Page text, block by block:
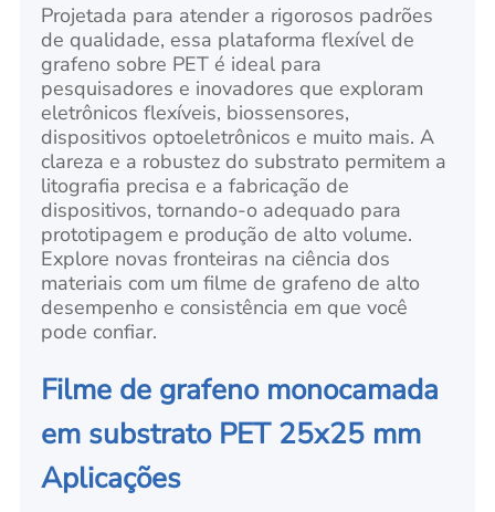
Projetada para atender a rigorosos padrões
de qualidade, essa plataforma flexível de
grafeno sobre PET é ideal para
pesquisadores e inovadores que exploram
eletrônicos flexíveis, biossensores,
dispositivos optoeletrônicos e muito mais. A
clareza e a robustez do substrato permitem a
litografia precisa e a fabricação de
dispositivos, tornando-o adequado para
prototipagem e produção de alto volume.
Explore novas fronteiras na ciência dos
materiais com um filme de grafeno de alto
desempenho e consistência em que você
pode confiar.
Filme de grafeno monocamada
em substrato PET 25x25 mm
Aplicações